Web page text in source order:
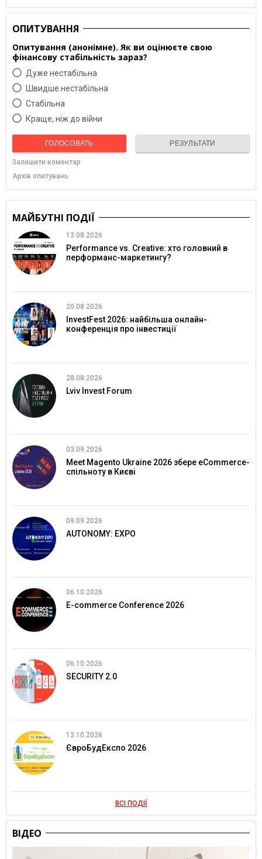
ОПИТУВАННЯ
Опитування (анонімне). Як ви оцінюєте свою
фінансову стабільність зараз?
Дуже нестабільна
Швидше нестабільна
Cтабільна
Краще, ніж до війни
ГОЛОСОВАТЬ РЕЗУЛЬТАТИ
Залишити коментар
Архів опитувань
МАЙБУТНІ ПОДІЇ
13.08.2026
Performance vs. Creative: хто головний в
перформанс-маркетингу?
20.08.2026
InvestFest 2026: найбільша онлайн-
конференція про інвестиції
28.08.2026
Lviv Invest Forum
03.09.2026
Meet Magento Ukraine 2026 збере eCommerce-
спільноту в Києві
09.09.2026
AUTONOMY: EXPO
06.10.2026
E-commerce Conference 2026
06.10.2026
SECURITY 2.0
13.10.2026
ЄвроБудЕкспо 2026
ВСІ ПОДІЇ
ВІДЕО